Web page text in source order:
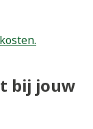
bij jouw